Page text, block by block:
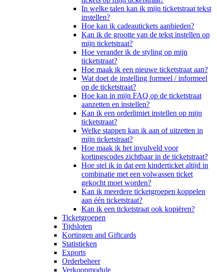
In welke talen kan ik mijn ticketstraat tekst
instellen?
Hoe kan ik cadeautickets aanbieden?
Kan ik de grootte van de tekst instellen op
mijn ticketstraat?
Hoe verander ik de styling op mijn
ticketstraat?
Hoe maak ik een nieuwe ticketstraat aan?
Wat doet de instelling formeel / informeel
op de ticketstraat?
Hoe kan in mijn FAQ op de ticketstraat
aanzetten en instellen?
Kan ik een orderlimiet instellen op mijn
ticketstraat?
Welke stappen kan ik aan of uitzetten in
mijn ticketstraat?
Hoe maak ik het invulveld voor
kortingscodes zichtbaar in de ticketstraat?
Hoe stel ik in dat een kinderticket altijd in
combinatie met een volwassen ticket
gekocht moet worden?
Kan ik meerdere ticketgroepen koppelen
aan één ticketstraat?
Kan ik een ticketstraat ook kopiëren?
Ticketgroepen
Tijdsloten
Kortingen and Giftcards
Statistieken
Exports
Orderbeheer
Verkoopmodule